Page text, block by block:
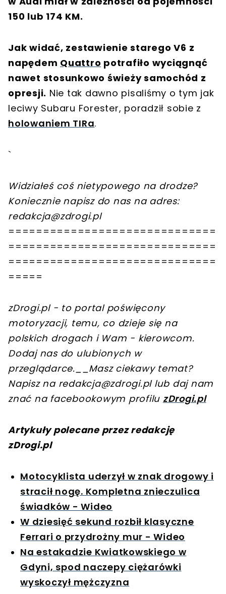
150 lub 174 KM.
Jak widać, zestawienie starego V6 z
napędem Quattro potrafiło wyciągnąć
nawet stosunkowo świeży samochód z
opresji. Nie tak dawno pisaliśmy o tym jak
leciwy Subaru Forester, poradził sobie z
holowaniem TIRa.
`
Widziałeś coś nietypowego na drodze?
Koniecznie napisz do nas na adres:
redakcja@zdrogi.pl
==============================
==============================
==============================
=====
zDrogi.pl - to portal poświęcony
motoryzacji, temu, co dzieje się na
polskich drogach i Wam - kierowcom.
Dodaj nas do ulubionych w
przeglądarce.__Masz ciekawy temat?
Napisz na redakcja@zdrogi.pllub daj nam
znać na facebookowym profilu zDrogi.pl
Artykuły polecane przez redakcję
zDrogi.pl
Motocyklista uderzył w znak drogowy i
stracił nogę. Kompletna znieczulica
świadków - Wideo
W dziesięć sekund rozbił klasyczne
Ferrari o przydrożny mur - Wideo
Na estakadzie Kwiatkowskiego w
Gdyni, spod naczepy ciężarówki
wyskoczył mężczyzna